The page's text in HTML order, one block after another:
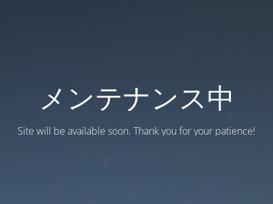
メンテナンス中
Site will be available soon. Thank you for your patience!